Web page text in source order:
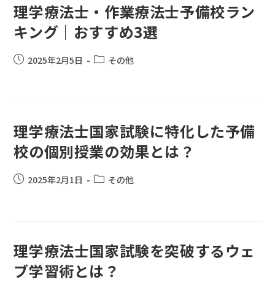
理学療法士・作業療法士予備校ラン
キング｜おすすめ3選
2025年2月5日 その他
理学療法士国家試験に特化した予備
校の個別授業の効果とは？
2025年2月1日 その他
理学療法士国家試験を突破するウェ
ブ学習術とは？